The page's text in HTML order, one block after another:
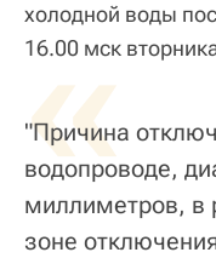
холодной воды
16.00 мск
«
"Причина
водопроводе,
миллиметров, в
зоне